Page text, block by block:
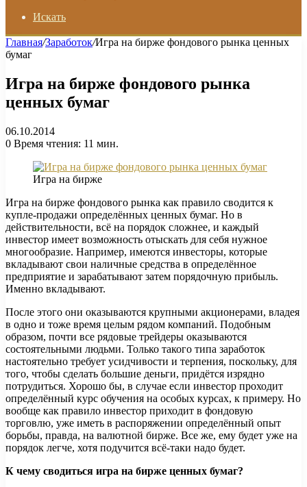
Искать
Главная/Заработок/Игра на бирже фондового рынка ценных
бумаг
Игра на бирже фондового рынка
ценных бумаг
06.10.2014
0 Время чтения: 11 мин.
Игра на бирже
Игра на бирже фондового рынка как правило сводится к
купле-продажи определённых ценных бумаг. Но в
действительности, всё на порядок сложнее, и каждый
инвестор имеет возможность отыскать для себя нужное
многообразие. Например, имеются инвесторы, которые
вкладывают свои наличные средства в определённое
предприятие и зарабатывают затем порядочную прибыль.
Именно вкладывают.
После этого они оказываются крупными акционерами, владея
в одно и тоже время целым рядом компаний. Подобным
образом, почти все рядовые трейдеры оказываются
состоятельными людьми. Только такого типа заработок
настоятельно требует усидчивости и терпения, поскольку, для
того, чтобы сделать большие деньги, придётся изрядно
потрудиться. Хорошо бы, в случае если инвестор проходит
определённый курс обучения на особых курсах, к примеру. Но
вообще как правило инвестор приходит в фондовую
торговлю, уже иметь в распоряжении определённый опыт
борьбы, правда, на валютной бирже. Все же, ему будет уже на
порядок легче, хотя подучится всё-таки надо будет.
К чему сводиться игра на бирже ценных бумаг?